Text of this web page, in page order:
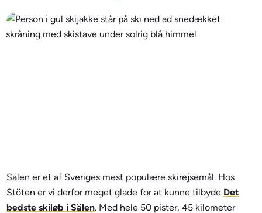
Sälen er et af Sveriges mest populære skirejsemål. Hos
Stöten er vi derfor meget glade for at kunne tilbyde Det
bedste skiløb i Sälen. Med hele 50 pister, 45 kilometer